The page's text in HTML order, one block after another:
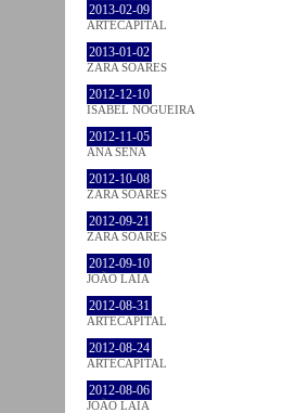
2013-02-09
ARTECAPITAL
2013-01-02
ZARA SOARES
2012-12-10
ISABEL NOGUEIRA
2012-11-05
ANA SENA
2012-10-08
ZARA SOARES
2012-09-21
ZARA SOARES
2012-09-10
JOÃO LAIA
2012-08-31
ARTECAPITAL
2012-08-24
ARTECAPITAL
2012-08-06
JOÃO LAIA